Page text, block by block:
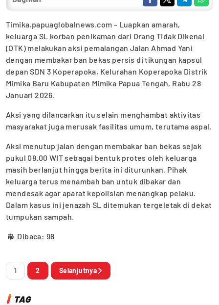
Timika,papuaglobalnews.com – Luapkan amarah,
keluarga SL korban penikaman dari Orang Tidak Dikenal
(OTK) melakukan aksi pemalangan Jalan Ahmad Yani
dengan membakar ban bekas persis di tikungan kapsul
depan SDN 3 Koperapoka, Kelurahan Koperapoka Distrik
Mimika Baru Kabupaten Mimika Papua Tengah, Rabu 28
Januari 2026.
Aksi yang dilancarkan itu selain menghambat aktivitas
masyarakat juga merusak fasilitas umum, terutama aspal.
Aksi menutup jalan dengan membakar ban bekas sejak
pukul 08.00 WIT sebagai bentuk protes oleh keluarga
masih berlanjut hingga berita ini diturunkan. Pihak
keluarga terus menambah ban untuk dibakar dan
mendesak agar aparat kepolisian menangkap pelaku.
Dalam kasus ini jenazah SL ditemukan tergeletak di dekat
tumpukan sampah.
Dibaca: 98
1 2 Selanjutnya
TAG